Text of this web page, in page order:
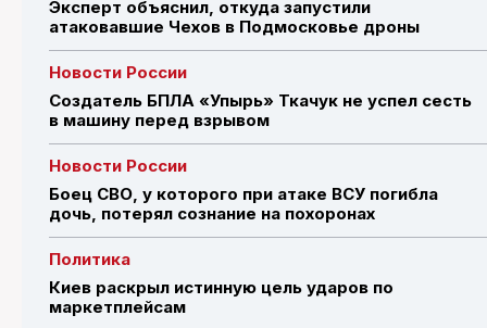
Эксперт объяснил, откуда запустили
атаковавшие Чехов в Подмосковье дроны
Новости России
Создатель БПЛА «Упырь» Ткачук не успел сесть
в машину перед взрывом
Новости России
Боец СВО, у которого при атаке ВСУ погибла
дочь, потерял сознание на похоронах
Политика
Киев раскрыл истинную цель ударов по
маркетплейсам